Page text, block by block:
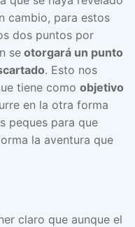
cambio, para estos
dos puntos por
seotorgará un punto
. Esto nos
tiene como objetivo
en la otra forma
peques para que
la aventura que
claro que aunque el